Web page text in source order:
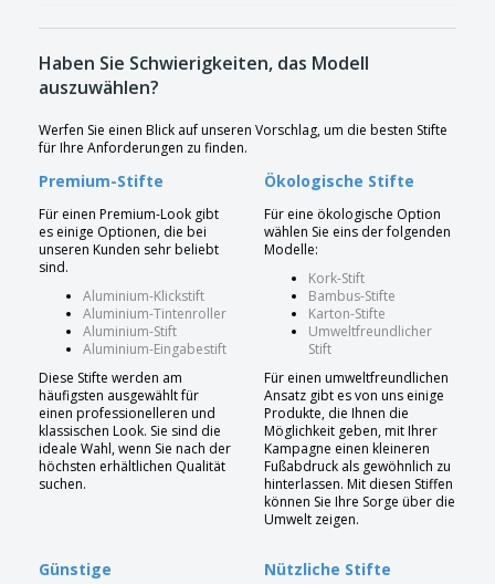
Haben Sie Schwierigkeiten, das Modell
auszuwählen?
Werfen Sie einen Blick auf unseren Vorschlag, um die besten Stifte
für Ihre Anforderungen zu finden.
Premium-Stifte
Für einen Premium-Look gibt
es einige Optionen, die bei
unseren Kunden sehr beliebt
sind.
Aluminium-Klickstift
Aluminium-Tintenroller
Aluminium-Stift
Aluminium-Eingabestift
Diese Stifte werden am
häufigsten ausgewählt für
einen professionelleren und
klassischen Look. Sie sind die
ideale Wahl, wenn Sie nach der
höchsten erhältlichen Qualität
suchen.
Ökologische Stifte
Für eine ökologische Option
wählen Sie eins der folgenden
Modelle:
Kork-Stift
Bambus-Stifte
Karton-Stifte
Umweltfreundlicher
Stift
Für einen umweltfreundlichen
Ansatz gibt es von uns einige
Produkte, die Ihnen die
Möglichkeit geben, mit Ihrer
Kampagne einen kleineren
Fußabdruck als gewöhnlich zu
hinterlassen. Mit diesen Stiffen
können Sie Ihre Sorge über die
Umwelt zeigen.
Günstige
Nützliche Stifte